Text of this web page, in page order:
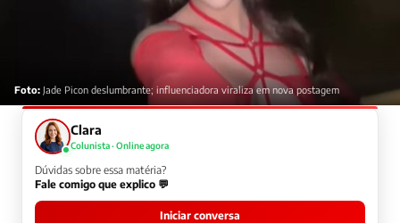
Foto: Jade Picon deslumbrante; influenciadora viraliza em nova postagem
Clara
Colunista · Online agora
Dúvidas sobre essa matéria?
Fale comigo que explico 💬
Iniciar conversa